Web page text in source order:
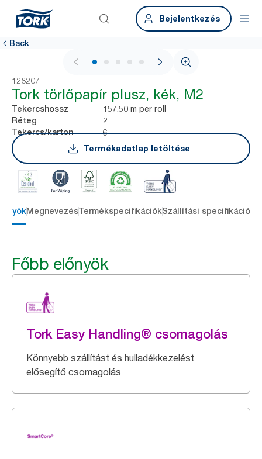
Bejelentkezés
Back
1 / 5
128207
Tork törlőpapír plusz, kék, M2
Tekercshossz 157.50 m per roll
Réteg 2
Tekercs/karton
6
Termékadatlap letöltése
MegnevezésTermékspecifikációkSzállítási specifikációk
Főbb előnyök
Tork Easy Handling® csomagolás
Könnyebb szállítást és hulladékkezelést
elősegítő csomagolás